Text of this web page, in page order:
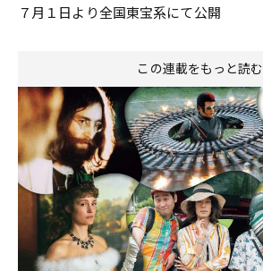
７月１日より全国東宝系にて公開
この連載をもっと読む